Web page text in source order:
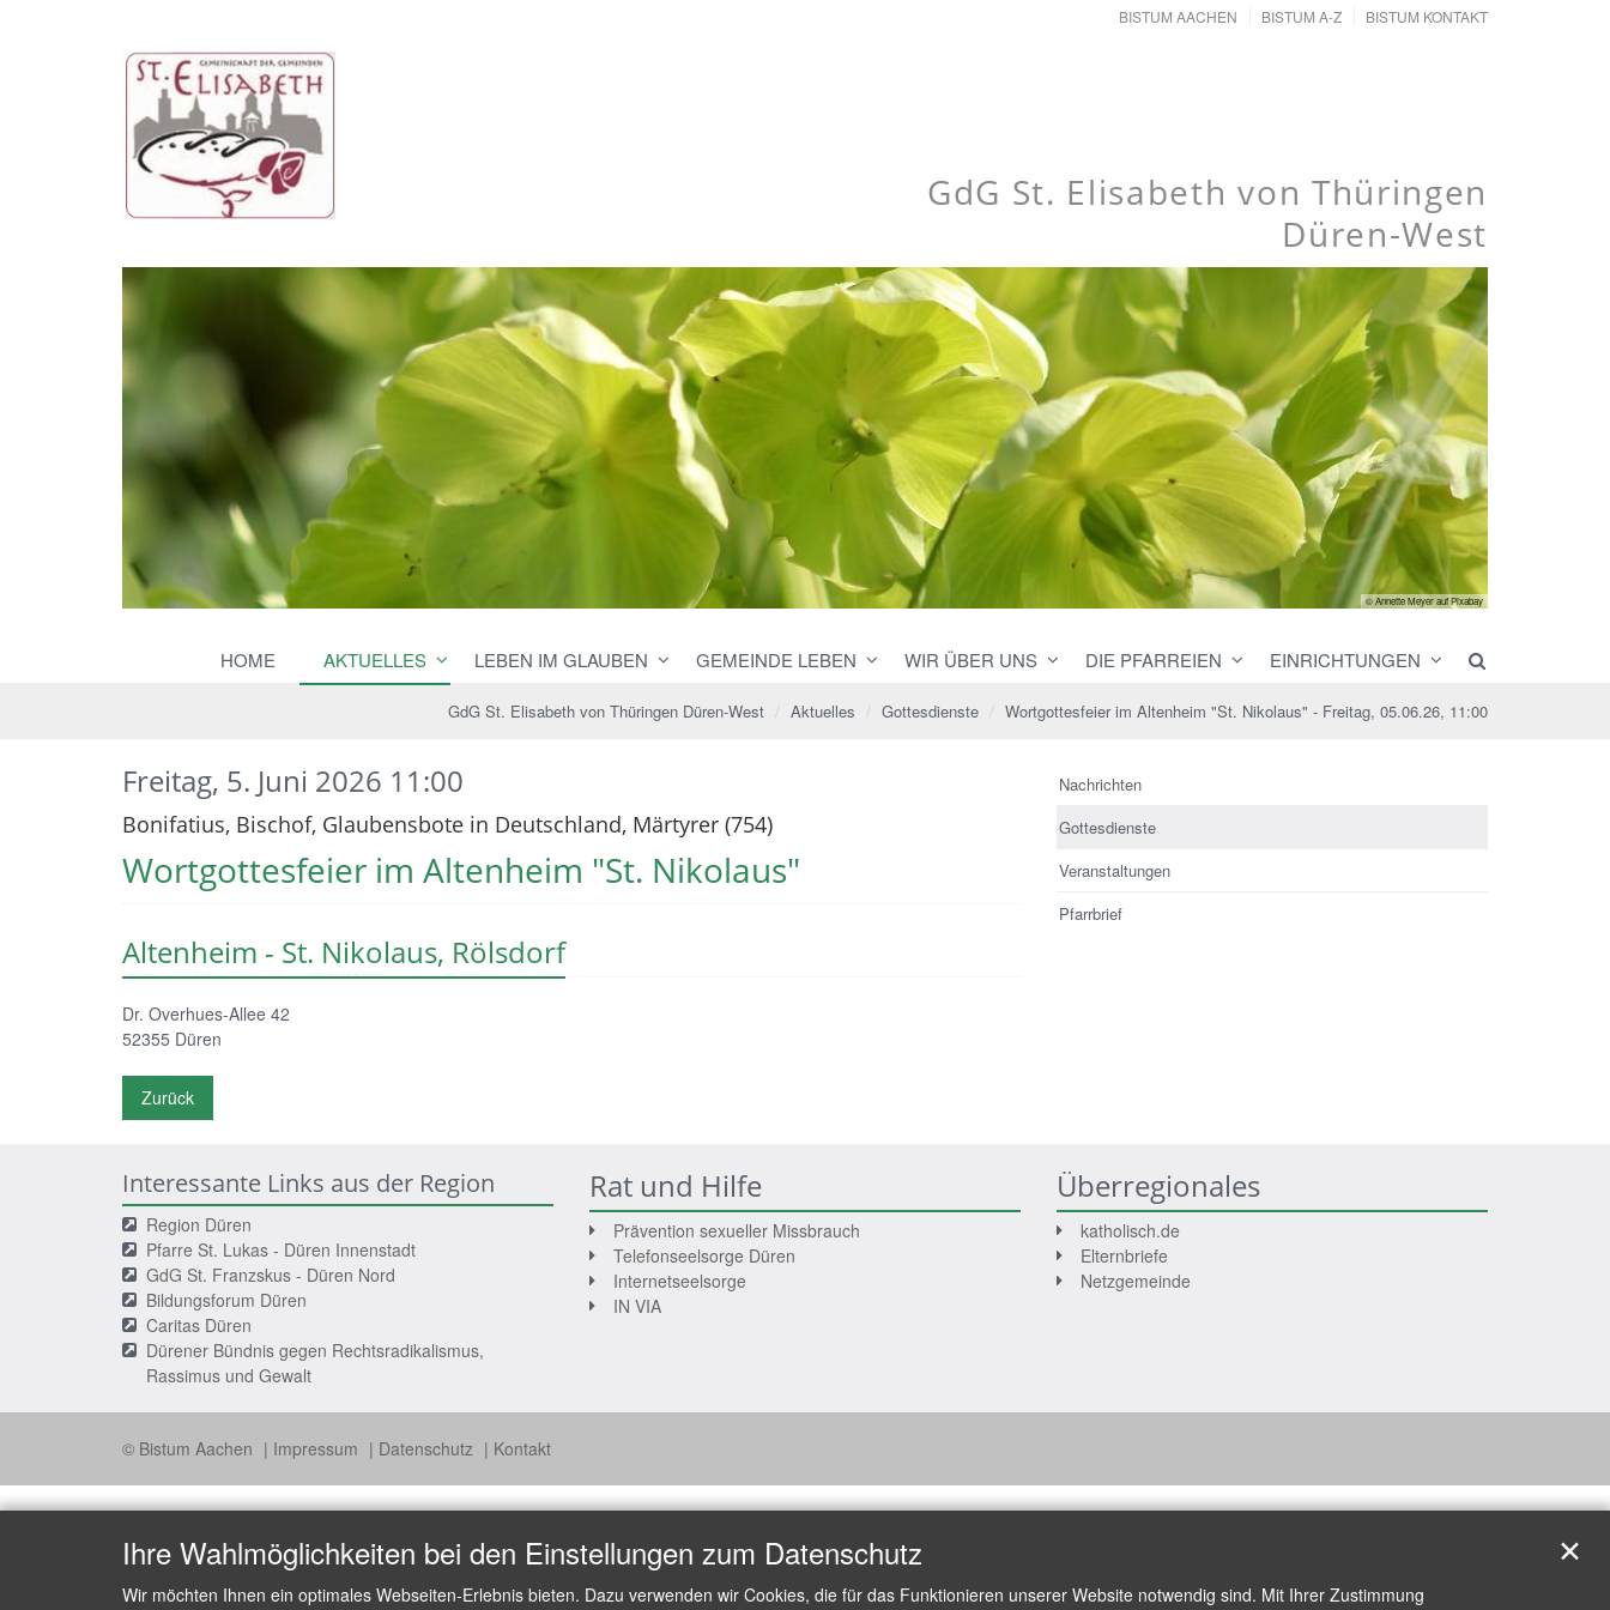
BISTUM AACHEN BISTUM A-Z BISTUM KONTAKT
GdG St. Elisabeth von Thüringen
Düren-West
© Annette Meyer auf Pixabay
HOME AKTUELLES LEBEN IM GLAUBEN GEMEINDE LEBEN WIR ÜBER UNS DIE PFARREIEN EINRICHTUNGEN
GdG St. Elisabeth von Thüringen Düren-West Aktuelles Gottesdienste Wortgottesfeier im Altenheim "St. Nikolaus" - Freitag, 05.06.26, 11:00
Wortgottesfeier im Altenheim "St. Nikolaus"
Freitag, 5. Juni 2026 11:00
Bonifatius, Bischof, Glaubensbote in Deutschland, Märtyrer (754)
Altenheim - St. Nikolaus, Rölsdorf
Dr. Overhues-Allee 42
52355 Düren
Zurück
Nachrichten
Gottesdienste
Veranstaltungen
Pfarrbrief
Interessante Links aus der Region
Region Düren
Pfarre St. Lukas - Düren Innenstadt
GdG St. Franzskus - Düren Nord
Bildungsforum Düren
Caritas Düren
Dürener Bündnis gegen Rechtsradikalismus,
Rassimus und Gewalt
Rat und Hilfe
Prävention sexueller Missbrauch
Telefonseelsorge Düren
Internetseelsorge
IN VIA
Überregionales
katholisch.de
Elternbriefe
Netzgemeinde
© Bistum Aachen Impressum Datenschutz Kontakt
Ihre Wahlmöglichkeiten bei den Einstellungen zum Datenschutz
Wir möchten Ihnen ein optimales Webseiten-Erlebnis bieten. Dazu verwenden wir Cookies, die für das Funktionieren unserer Website notwendig sind. Mit Ihrer Zustimmung
✕